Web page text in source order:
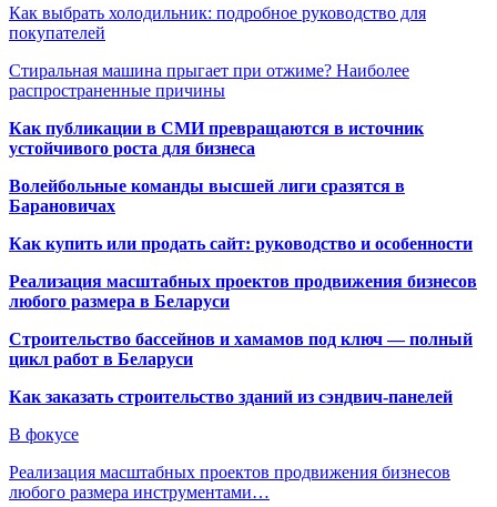
Как выбрать холодильник: подробное руководство для
покупателей
Стиральная машина прыгает при отжиме? Наиболее
распространенные причины
Как публикации в СМИ превращаются в источник
устойчивого роста для бизнеса
Волейбольные команды высшей лиги сразятся в
Барановичах
Как купить или продать сайт: руководство и особенности
Реализация масштабных проектов продвижения бизнесов
любого размера в Беларуси
Строительство бассейнов и хамамов под ключ — полный
цикл работ в Беларуси
Как заказать строительство зданий из сэндвич-панелей
В фокусе
Реализация масштабных проектов продвижения бизнесов
любого размера инструментами…